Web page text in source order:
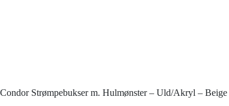
Condor Strømpebukser m. Hulmønster – Uld/Akryl – Beige